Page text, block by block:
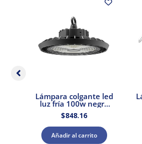
Lámpara colgante led
luz fría 100w negro
Tecnolite
$848.16
Añadir al carrito